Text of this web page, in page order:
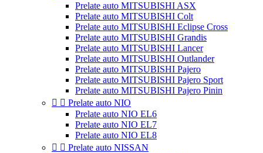
Prelate auto MITSUBISHI ASX
Prelate auto MITSUBISHI Colt
Prelate auto MITSUBISHI Eclipse Cross
Prelate auto MITSUBISHI Grandis
Prelate auto MITSUBISHI Lancer
Prelate auto MITSUBISHI Outlander
Prelate auto MITSUBISHI Pajero
Prelate auto MITSUBISHI Pajero Sport
Prelate auto MITSUBISHI Pajero Pinin
  Prelate auto NIO
Prelate auto NIO EL6
Prelate auto NIO EL7
Prelate auto NIO EL8
  Prelate auto NISSAN